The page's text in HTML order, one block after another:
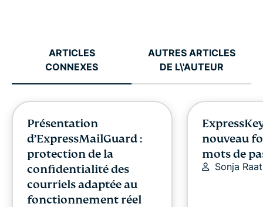
ARTICLES
CONNEXES
AUTRES ARTICLES
DE L\'AUTEUR
Présentation
d’ExpressMailGuard :
protection de la
confidentialité des
courriels adaptée au
fonctionnement réel
nouveau
mots de
Sonja